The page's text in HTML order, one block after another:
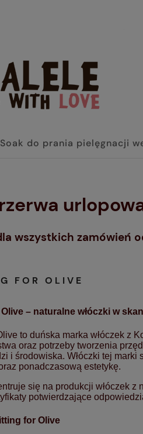
Soak do prania pielęgnacji
wszystkich zamówień
FOR OLIVE
– naturalne włóczki w
to duńska marka włóczek z
oraz potrzeby tworzenia
i środowiska. Włóczki tej
ponadczasową estetykę.
się na produkcji włóczek z
potwierdzające
for Olive